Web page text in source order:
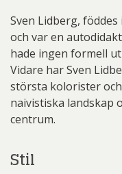
Sven Lidberg, föddes
och var en
hade ingen formell
Vidare har Sven
största kolorister
naivistiska landskap
centrum.
Stil